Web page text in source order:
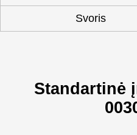
Svoris
Standartinė